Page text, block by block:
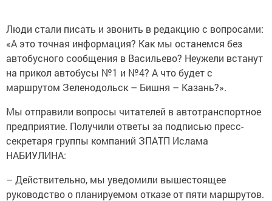
Люди стали писать и звонить в редакцию с вопросами:
«А это точная информация? Как мы останемся без
автобусного сообщения в Васильево? Неужели встанут
на прикол автобусы №1 и №4? А что будет с
маршрутом Зеленодольск – Бишня – Казань?».
Мы отправили вопросы читателей в автотранспортное
предприятие. Получили ответы за подписью пресс-
секретаря группы компаний ЗПАТП Ислама
НАБИУЛИНА:
– Действительно, мы уведомили вышестоящее
руководство о планируемом отказе от пяти маршрутов.